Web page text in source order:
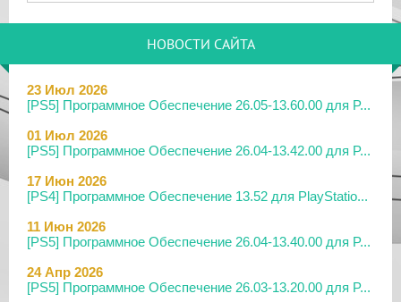
НОВОСТИ САЙТА
23 Июл 2026
[PS5] Программное Обеспечение 26.05-13.60.00 для P...
01 Июл 2026
[PS5] Программное Обеспечение 26.04-13.42.00 для P...
17 Июн 2026
[PS4] Программное Обеспечение 13.52 для PlayStatio...
11 Июн 2026
[PS5] Программное Обеспечение 26.04-13.40.00 для P...
24 Апр 2026
[PS5] Программное Обеспечение 26.03-13.20.00 для P...